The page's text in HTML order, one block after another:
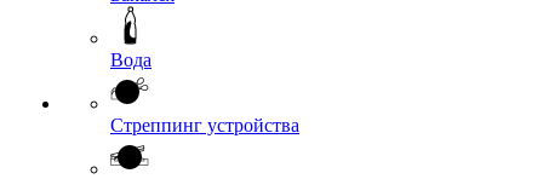
Вода
Стреппинг устройства